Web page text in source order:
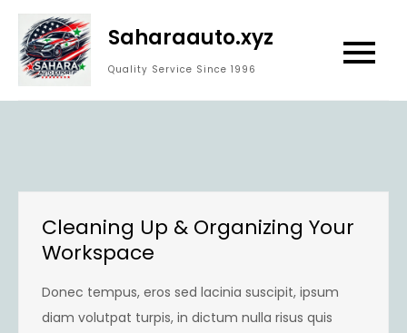
Skip
content
Saharaauto.xyz
Quality Service Since 1996
Cleaning Up & Organizing Your
Workspace
Donec tempus, eros sed lacinia suscipit, ipsum
diam volutpat turpis, in dictum nulla risus quis